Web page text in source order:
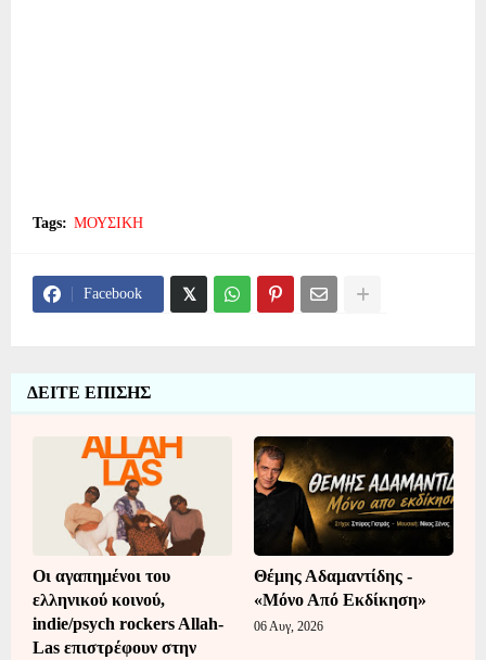
Tags: ΜΟΥΣΙΚΗ
Facebook
ΔΕΙΤΕ ΕΠΙΣΗΣ
Οι αγαπημένοι του
ελληνικού κοινού,
indie/psych rockers Allah-
Las επιστρέφουν στην
Θέμης Αδαμαντίδης -
«Μόνο Από Εκδίκηση»
06 Αυγ, 2026